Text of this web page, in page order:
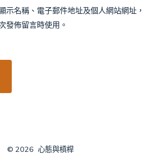
示名稱、電子郵件地址及個人網站網址，
發佈留言時使用。
© 2026 心態與槓桿